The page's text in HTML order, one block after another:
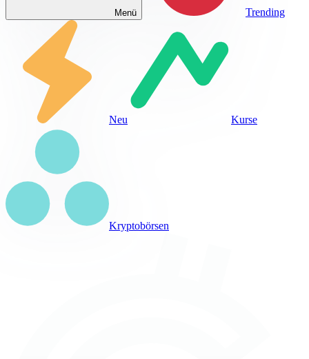
Menü Trending
Neu Kurse
Kryptobörsen